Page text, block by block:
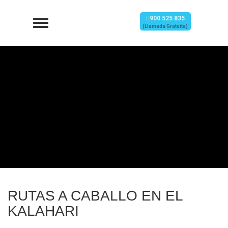
900 525 835
(Llamada Gratuita)
RUTAS A CABALLO EN EL
KALAHARI